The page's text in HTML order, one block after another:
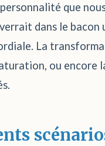
que
dans le
La
ou encore